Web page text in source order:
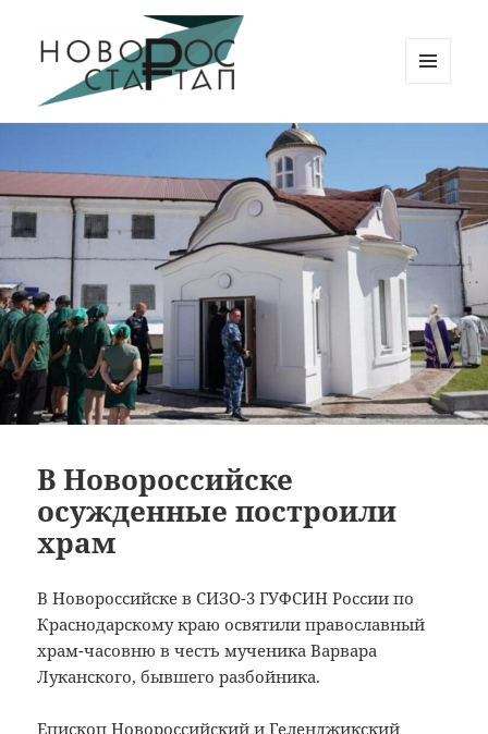
ВИДЖЕТЫ
В Новороссийске
осужденные построили
храм
В Новороссийске в СИЗО-3 ГУФСИН России по
Краснодарскому краю освятили православный
храм-часовню в честь мученика Варвара
Луканского, бывшего разбойника.
Епископ Новороссийский и Геленджикский